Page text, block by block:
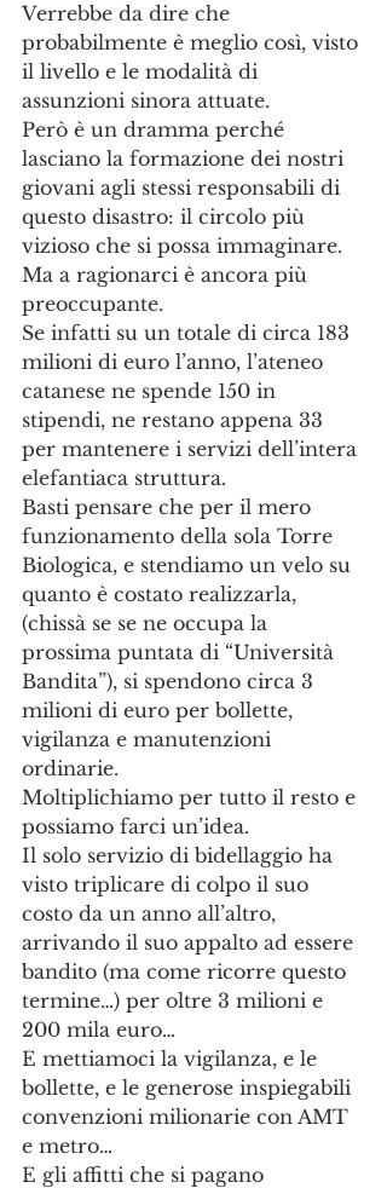
Verrebbe da dire che
probabilmente è meglio così, visto
il livello e le modalità di
assunzioni sinora attuate.
Però è un dramma perché
lasciano la formazione dei nostri
giovani agli stessi responsabili di
questo disastro: il circolo più
vizioso che si possa immaginare.
Ma a ragionarci è ancora più
preoccupante.
Se infatti su un totale di circa 183
milioni di euro l’anno, l’ateneo
catanese ne spende 150 in
stipendi, ne restano appena 33
per mantenere i servizi dell’intera
elefantiaca struttura.
Basti pensare che per il mero
funzionamento della sola Torre
Biologica, e stendiamo un velo su
quanto è costato realizzarla,
(chissà se se ne occupa la
prossima puntata di “Università
Bandita”), si spendono circa 3
milioni di euro per bollette,
vigilanza e manutenzioni
ordinarie.
Moltiplichiamo per tutto il resto e
possiamo farci un’idea.
Il solo servizio di bidellaggio ha
visto triplicare di colpo il suo
costo da un anno all’altro,
arrivando il suo appalto ad essere
bandito (ma come ricorre questo
termine…) per oltre 3 milioni e
200 mila euro…
E mettiamoci la vigilanza, e le
bollette, e le generose inspiegabili
convenzioni milionarie con AMT
e metro…
E gli affitti che si pagano